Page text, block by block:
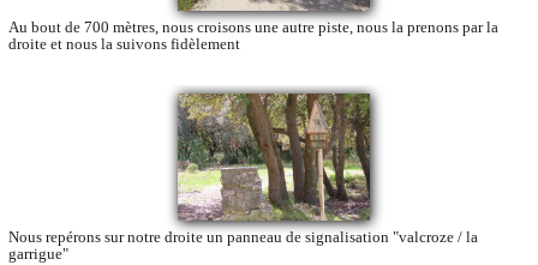
Au bout de 700 mètres, nous croisons une autre piste, nous la prenons par la
droite et nous la suivons fidèlement
Nous repérons sur notre droite un panneau de signalisation "valcroze / la
garrigue"